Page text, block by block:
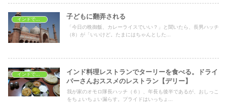
子どもに翻弄される
「今日の晩御飯、カレーライスでいい？」と聞いたら、長男ハッチ
（8）が「いいけど。たまにはちゃんとした...
インドで子育て
インド料理レストランでターリーを食べる。ドライ
バーさんおススメのレストラン【デリー】
我が家のオモロ隊長ハッチ（６）、年長も後半であるが、おしっこ
をちょいちょい漏らす。プライドはいっちょ...